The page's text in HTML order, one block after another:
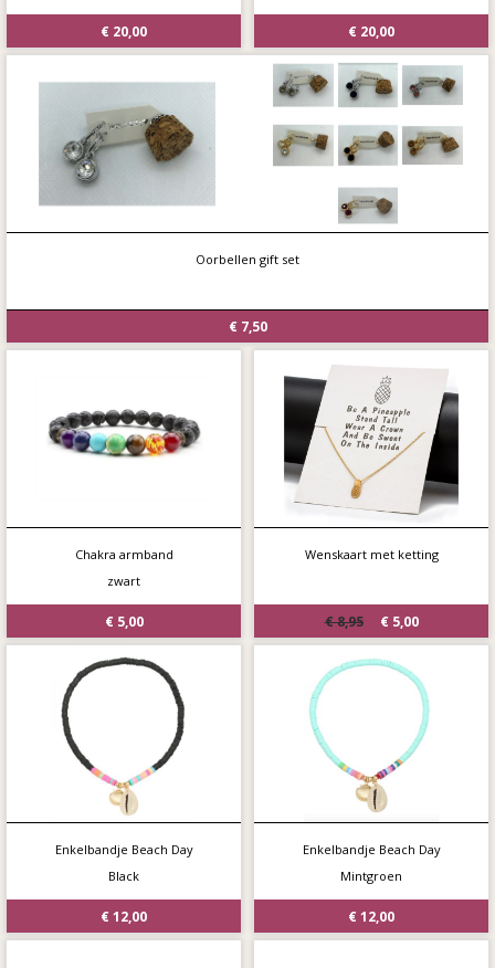
€ 20,00 € 20,00
Oorbellen gift set
€ 7,50
Chakra armband
zwart
€ 5,00
Wenskaart met ketting
€ 8,95 € 5,00
Enkelbandje Beach Day
Black
€ 12,00
Enkelbandje Beach Day
Mintgroen
€ 12,00